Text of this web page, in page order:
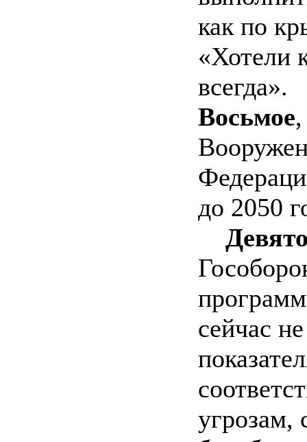
как по
«Хотели
всегда».
Восьмое
до 2050
сейчас
угрозам,